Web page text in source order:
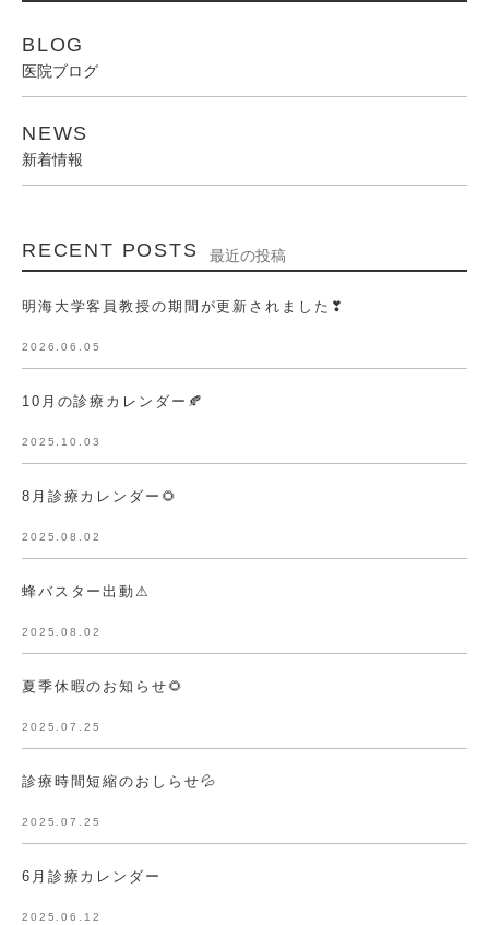
BLOG
医院ブログ
NEWS
新着情報
RECENT POSTS 最近の投稿
明海大学客員教授の期間が更新されました❣
2026.06.05
10月の診療カレンダー🍂
2025.10.03
8月診療カレンダー🌻
2025.08.02
蜂バスター出動⚠
2025.08.02
夏季休暇のお知らせ🌻
2025.07.25
診療時間短縮のおしらせ💦
2025.07.25
6月診療カレンダー
2025.06.12